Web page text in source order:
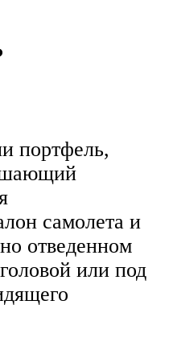
портфель,
самолета и
отведенном
или под